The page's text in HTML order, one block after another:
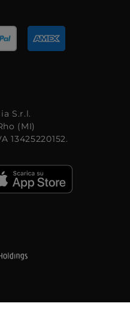
S.r.l.
(MI)
13425220152.